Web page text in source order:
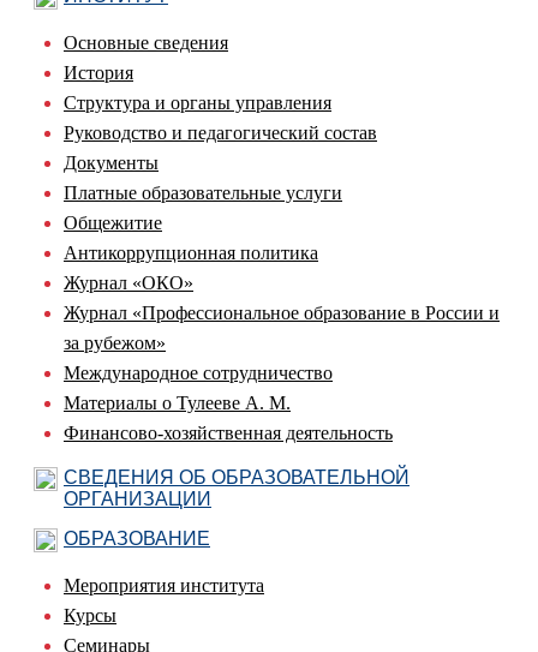
Основные сведения
История
Структура и органы управления
Руководство и педагогический состав
Документы
Платные образовательные услуги
Общежитие
Антикоррупционная политика
Журнал «ОКО»
Журнал «Профессиональное образование в России и
за рубежом»
Международное сотрудничество
Материалы о Тулееве А. М.
Финансово-хозяйственная деятельность
СВЕДЕНИЯ ОБ ОБРАЗОВАТЕЛЬНОЙ
ОРГАНИЗАЦИИ
ОБРАЗОВАНИЕ
Мероприятия института
Курсы
Семинары